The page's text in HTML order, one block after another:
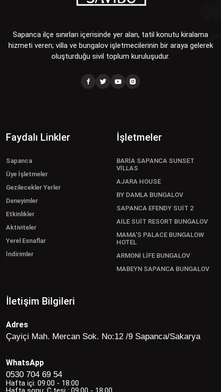
Sapanca ilçe sınırları içerisinde yer alan, tatil konutu kiralama
hizmeti veren; villa ve bungalov işletmecilerinin bir araya gelerek
oluşturduğu sivil toplum kuruluşudur.
Faydalı Linkler
Sapanca
Üye İşletmeler
Gezilecekler Yerler
Deneyimler
Etkinlikler
Aktiviteler
Yerel Esnaflar
İndirimler
İşletmeler
BARİA SAPANCA SUNSET
VİLLAS
AJARA HOUSE
BY DAMLA BUNGALOV
SAPANCA EFENDY SUİT 2
AİLE SUİT RESORT BUNGALOV
MAMA'S PALACE BUNGALOW
HOTEL
ARMONİ LİFE BUNGALOV
MABEYN SAPANCA BUNGALOV
İletişim Bilgileri
Adres
Çayiçi Mah. Mercan Sok. No:12 /9 Sapanca/Sakarya
WhatsApp
0530 704 69 54
Hafta içi: 09:00 - 18:00